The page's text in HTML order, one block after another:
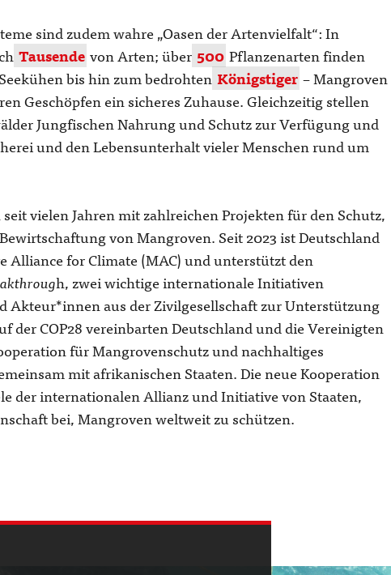
sind zudem wahre „Oasen der Artenvielfalt“: In
Tausende von Arten; über 500 Pflanzenarten finden
bis hin zum bedrohten Königstiger – Mangroven
Geschöpfen ein sicheres Zuhause. Gleichzeitig stellen
Jungfischen Nahrung und Schutz zur Verfügung und
und den Lebensunterhalt vieler Menschen rund um
vielen Jahren mit zahlreichen Projekten für den Schutz,
von Mangroven. Seit 2023 ist Deutschland
Alliance for Climate (MAC) und unterstützt den
h, zwei wichtige internationale Initiativen
Akteur*innen aus der Zivilgesellschaft zur Unterstützung
der COP28 vereinbarten Deutschland und die Vereinigten
für Mangrovenschutz und nachhaltiges
mit afrikanischen Staaten. Die neue Kooperation
der internationalen Allianz und Initiative von Staaten,
bei, Mangroven weltweit zu schützen.